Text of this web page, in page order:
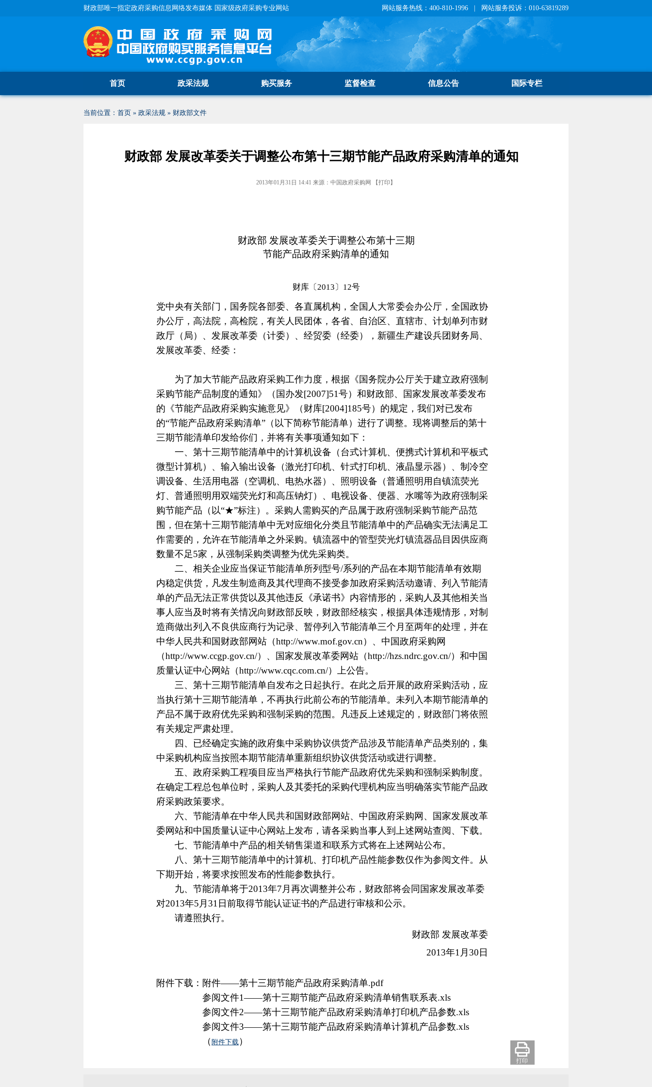
财政部唯一指定政府采购信息网络发布媒体 国家级政府采购专业网站 网站服务热线：400-810-1996 | 网站服务投诉：010-63819289
首页 政采法规 购买服务 监督检查 信息公告 国际专栏
当前位置： 首页 » 政采法规 » 财政部文件
财政部 发展改革委关于调整公布第十三期节能产品政府采购清单的通知
2013年01月31日 14:41 来源： 中国政府采购网 【打印 】
打印
财政部 发展改革委关于调整公布第十三期
节能产品政府采购清单的通知
财库〔2013〕12号
党中央有关部门，国务院各部委、各直属机构，全国人大常委会办公厅，全国政协
办公厅，高法院，高检院，有关人民团体，各省、自治区、直辖市、计划单列市财
政厅（局）、发展改革委（计委）、经贸委（经委），新疆生产建设兵团财务局、
发展改革委、经委：
为了加大节能产品政府采购工作力度，根据《国务院办公厅关于建立政府强制
采购节能产品制度的通知》（国办发[2007]51号）和财政部、国家发展改革委发布
的《节能产品政府采购实施意见》（财库[2004]185号）的规定，我们对已发布
的“节能产品政府采购清单”（以下简称节能清单）进行了调整。现将调整后的第十
三期节能清单印发给你们，并将有关事项通知如下：
一、第十三期节能清单中的计算机设备（台式计算机、便携式计算机和平板式
微型计算机）、输入输出设备（激光打印机、针式打印机、液晶显示器）、制冷空
调设备、生活用电器（空调机、电热水器）、照明设备（普通照明用自镇流荧光
灯、普通照明用双端荧光灯和高压钠灯）、电视设备、便器、水嘴等为政府强制采
购节能产品（以“★”标注）。采购人需购买的产品属于政府强制采购节能产品范
围，但在第十三期节能清单中无对应细化分类且节能清单中的产品确实无法满足工
作需要的，允许在节能清单之外采购。镇流器中的管型荧光灯镇流器品目因供应商
数量不足5家，从强制采购类调整为优先采购类。
二、相关企业应当保证节能清单所列型号/系列的产品在本期节能清单有效期
内稳定供货，凡发生制造商及其代理商不接受参加政府采购活动邀请、列入节能清
单的产品无法正常供货以及其他违反《承诺书》内容情形的，采购人及其他相关当
事人应当及时将有关情况向财政部反映，财政部经核实，根据具体违规情形，对制
造商做出列入不良供应商行为记录、暂停列入节能清单三个月至两年的处理，并在
中华人民共和国财政部网站（http://www.mof.gov.cn）、中国政府采购网
（http://www.ccgp.gov.cn/）、国家发展改革委网站（http://hzs.ndrc.gov.cn/）和中国
质量认证中心网站（http://www.cqc.com.cn/）上公告。
三、第十三期节能清单自发布之日起执行。在此之后开展的政府采购活动，应
当执行第十三期节能清单，不再执行此前公布的节能清单。未列入本期节能清单的
产品不属于政府优先采购和强制采购的范围。凡违反上述规定的，财政部门将依照
有关规定严肃处理。
四、已经确定实施的政府集中采购协议供货产品涉及节能清单产品类别的，集
中采购机构应当按照本期节能清单重新组织协议供货活动或进行调整。
五、政府采购工程项目应当严格执行节能产品政府优先采购和强制采购制度。
在确定工程总包单位时，采购人及其委托的采购代理机构应当明确落实节能产品政
府采购政策要求。
六、节能清单在中华人民共和国财政部网站、中国政府采购网、国家发展改革
委网站和中国质量认证中心网站上发布，请各采购当事人到上述网站查阅、下载。
七、节能清单中产品的相关销售渠道和联系方式将在上述网站公布。
八、第十三期节能清单中的计算机、打印机产品性能参数仅作为参阅文件。从
下期开始，将要求按照发布的性能参数执行。
九、节能清单将于2013年7月再次调整并公布，财政部将会同国家发展改革委
对2013年5月31日前取得节能认证证书的产品进行审核和公示。
请遵照执行。
财政部 发展改革委
2013年1月30日
附件下载：附件——第十三期节能产品政府采购清单.pdf
参阅文件1——第十三期节能产品政府采购清单销售联系表.xls
参阅文件2——第十三期节能产品政府采购清单打印机产品参数.xls
参阅文件3——第十三期节能产品政府采购清单计算机产品参数.xls
（ 附件下载 ）